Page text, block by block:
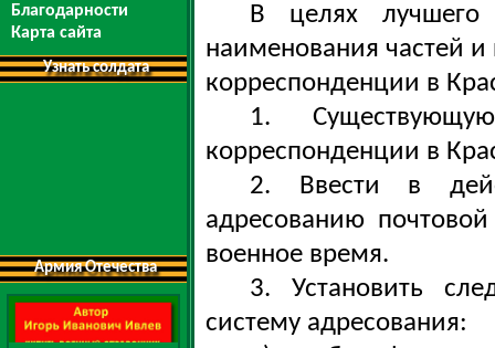
Благодарности
Карта сайта
Узнать солдата
Армия Отечества
В целях
наименования частей
корреспонденции в
1.
корреспонденции в
2. Ввести в
адресованию
военное время.
3. Установить
систему адресования: